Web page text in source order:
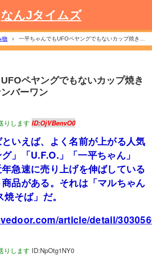
なんJタイムズ
物
一平ちゃんでもUFOペヤングでもないカップ焼きそ
ペヤングでもないカップ焼き
バーワン
りします ID:OjVBenvO0
いえば、よく名前が上がる人気
」「U.F.O.」「一平ちゃん」
急速に売り上げを伸ばしている
品がある。それは「マルちゃん
そば」だ。
article/detail/
りします ID:NpOtg1NY0